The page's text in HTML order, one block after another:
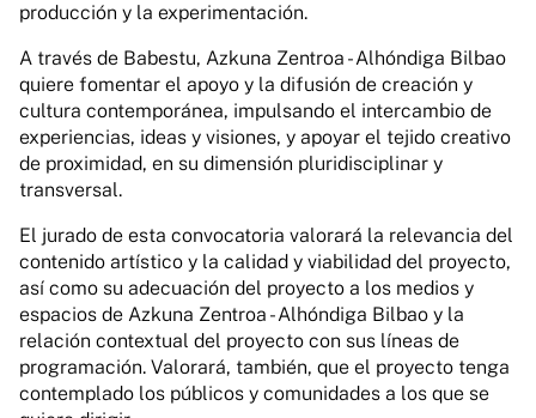
producción y la experimentación.
A través de Babestu, Azkuna Zentroa - Alhóndiga Bilbao
quiere fomentar el apoyo y la difusión de creación y
cultura contemporánea, impulsando el intercambio de
experiencias, ideas y visiones, y apoyar el tejido creativo
de proximidad, en su dimensión pluridisciplinar y
transversal.
El jurado de esta convocatoria valorará la relevancia del
contenido artístico y la calidad y viabilidad del proyecto,
así como su adecuación del proyecto a los medios y
espacios de Azkuna Zentroa - Alhóndiga Bilbao y la
relación contextual del proyecto con sus líneas de
programación. Valorará, también, que el proyecto tenga
contemplado los públicos y comunidades a los que se